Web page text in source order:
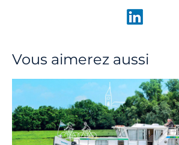
Vous aimerez aussi